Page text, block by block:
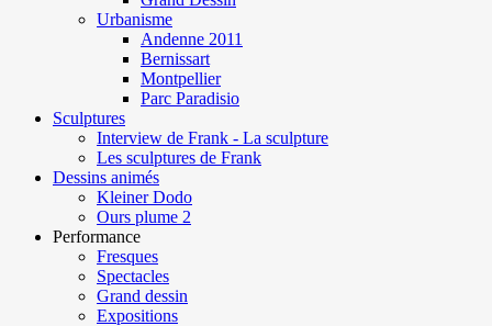
Urbanisme
Andenne 2011
Bernissart
Montpellier
Parc Paradisio
Sculptures
Interview de Frank - La sculpture
Les sculptures de Frank
Dessins animés
Kleiner Dodo
Ours plume 2
Performance
Fresques
Spectacles
Grand dessin
Expositions